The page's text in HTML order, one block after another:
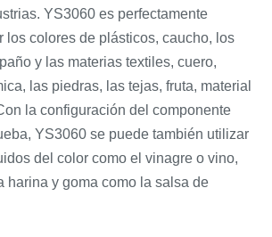
YS3060 es perfectamente
los colores de plásticos, caucho, los
y las materias textiles, cuero,
las piedras, las tejas, fruta, material
la configuración del componente
YS3060 se puede también utilizar
del color como el vinagre o vino,
harina y goma como la salsa de